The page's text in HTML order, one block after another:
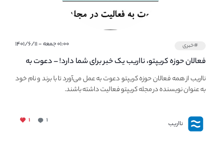
#خبری ۰۱:۰۰ جمعه - ۱۴۰۱/۶/۱۱
فعالان حوزه کریپتو، نااریب یک خبر برای شما دارد! – دعوت به
فعالیت در مجله کریپتو
نااریب از همه فعالان حوزه کریپتو دعوت به عمل می‌آورد تا با برند و نام خود
به عنوان نویسنده در مجله کریپتو فعالیت داشته باشند.
نااریب ۱ ۱